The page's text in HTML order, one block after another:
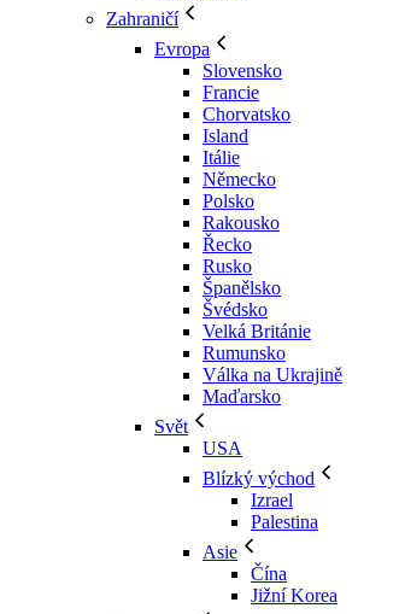
Zahraničí
Evropa
Slovensko
Francie
Chorvatsko
Island
Itálie
Německo
Polsko
Rakousko
Řecko
Rusko
Španělsko
Švédsko
Velká Británie
Rumunsko
Válka na Ukrajině
Maďarsko
Svět
USA
Blízký východ
Izrael
Palestina
Asie
Čína
Jižní Korea